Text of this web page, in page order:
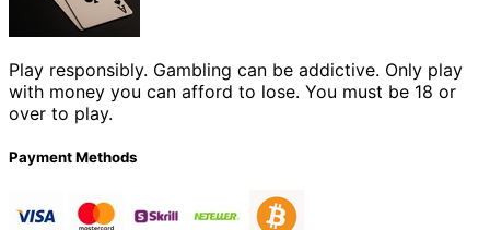
Play responsibly. Gambling can be addictive. Only play
with money you can afford to lose. You must be 18 or
over to play.
Payment Methods